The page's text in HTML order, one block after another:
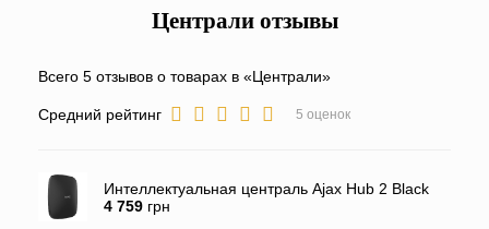
Централи отзывы
Всего 5 отзывов о товарах в «Централи»
Средний рейтинг 5 оценок
Интеллектуальная централь Ajax Hub 2 Black
4 759 грн